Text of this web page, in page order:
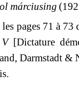
márciusing
pages 71 à
[Dictature
Darmstadt &